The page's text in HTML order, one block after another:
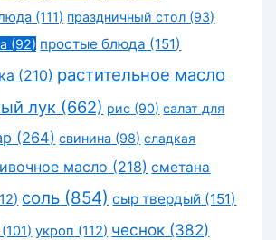
(111) праздничный стол (93)
(92) простые блюда (151)
(210) растительное масло
лук (662) рис (90) салат для
(264) свинина (98) сладкая
масло (218) сметана
соль (854) сыр твердый (151)
(101) укроп (112) чеснок (382)